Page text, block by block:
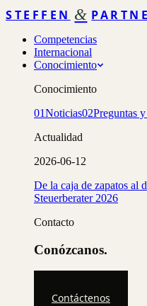
STEFFEN &
Competencias
Internacional
Conocimiento
Conocimiento
01Noticias02Preguntas
Actualidad
2026-06-12
De la caja de zapatos al
Steuerberater 2026
Contacto
Conózcanos.
Contáctenos